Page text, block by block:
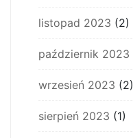
listopad 2023 (2)
październik 2023
wrzesień 2023 (2)
sierpień 2023 (1)